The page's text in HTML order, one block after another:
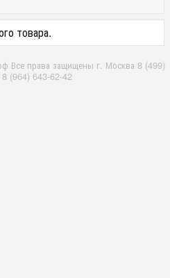
товара.
Все права защищены г. Москва 8 (499)
(964) 643-62-42